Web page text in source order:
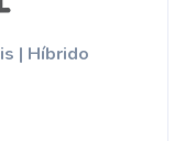
| Híbrido